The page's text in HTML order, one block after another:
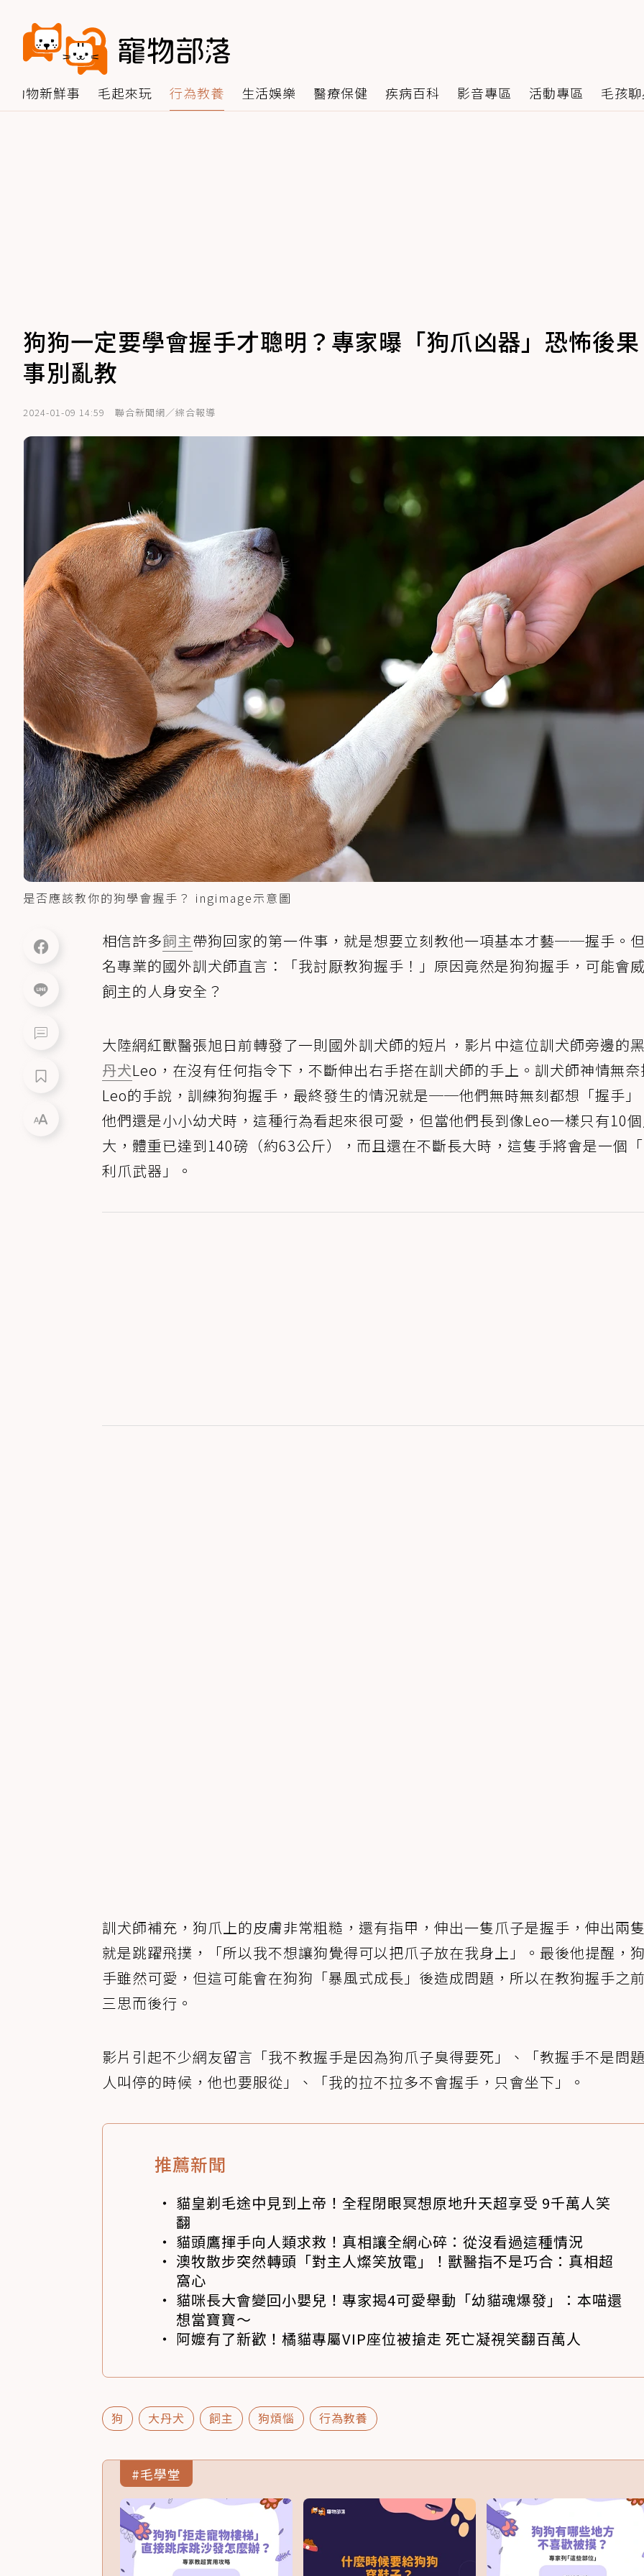
動物新鮮事 毛起來玩 行為教養 生活娛樂 醫療保健 疾病百科 影音專區 活動專區 毛孩
狗狗一定要學會握手才聰明？專家曝「狗爪凶器」恐怖後
事別亂教
2024-01-09 14:59 聯合新聞網／綜合報導
是否應該教你的狗學會握手？ ingimage示意圖
相信許多飼主帶狗回家的第一件事，就是想要立刻教他一項基本才藝──握手。
名專業的國外訓犬師直言：「我討厭教狗握手！」原因竟然是狗狗握手，可能會
飼主的人身安全？
大陸網紅獸醫張旭日前轉發了一則國外訓犬師的短片，影片中這位訓犬師旁邊的
丹犬Leo，在沒有任何指令下，不斷伸出右手搭在訓犬師的手上。訓犬師神情無
Leo的手說，訓練狗狗握手，最終發生的情況就是──他們無時無刻都想「握手」
他們還是小小幼犬時，這種行為看起來很可愛，但當他們長到像Leo一樣只有10
大，體重已達到140磅（約63公斤），而且還在不斷長大時，這隻手將會是一個
利爪武器」。
訓犬師補充，狗爪上的皮膚非常粗糙，還有指甲，伸出一隻爪子是握手，伸出兩
就是跳躍飛撲，「所以我不想讓狗覺得可以把爪子放在我身上」。最後他提醒，
手雖然可愛，但這可能會在狗狗「暴風式成長」後造成問題，所以在教狗握手之
三思而後行。
影片引起不少網友留言「我不教握手是因為狗爪子臭得要死」、「教握手不是問
人叫停的時候，他也要服從」、「我的拉不拉多不會握手，只會坐下」。
推薦新聞
貓皇剃毛途中見到上帝！全程閉眼冥想原地升天超享受 9千萬人笑
翻
貓頭鷹揮手向人類求救！真相讓全網心碎：從沒看過這種情況
澳牧散步突然轉頭「對主人燦笑放電」！獸醫指不是巧合：真相超
窩心
貓咪長大會變回小嬰兒！專家揭4可愛舉動「幼貓魂爆發」：本喵還
想當寶寶～
阿嬤有了新歡！橘貓專屬VIP座位被搶走 死亡凝視笑翻百萬人
狗 大丹犬 飼主 狗煩惱 行為教養
#毛學堂